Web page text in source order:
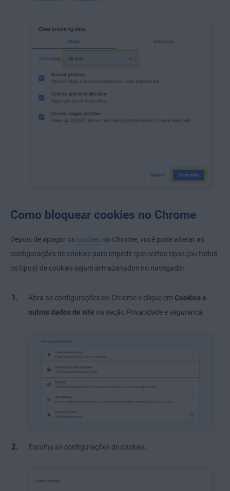
Como bloquear cookies no Chrome
Depois de apagar os cookies no Chrome, você pode alterar as
configurações de cookies para impedir que certos tipos (ou todos
os tipos) de cookies sejam armazenados no navegador.
Abra as configurações do Chrome e clique em Cookies e
outros dados de site na seção Privacidade e segurança
Escolha as configurações de cookies.